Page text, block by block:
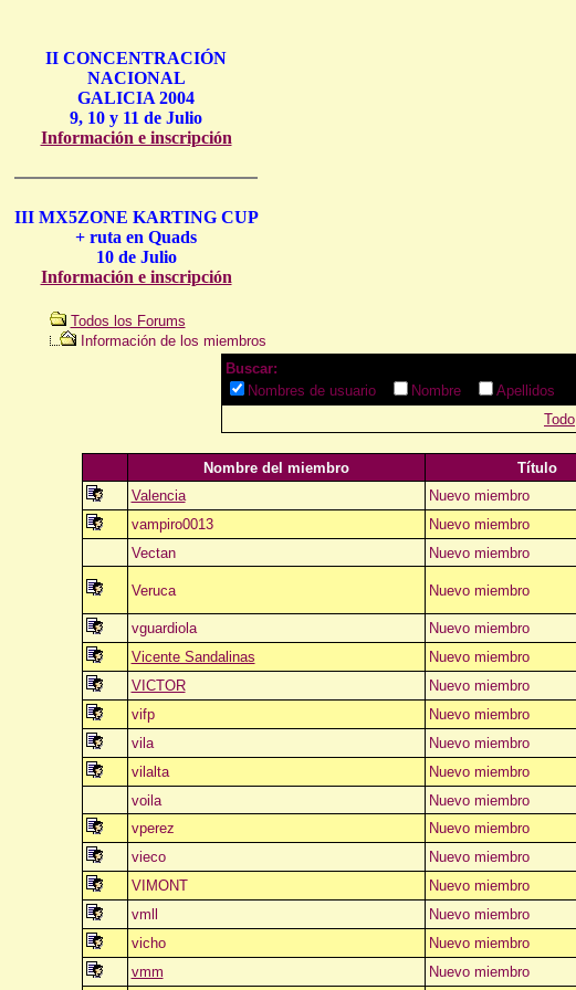
II CONCENTRACIÓN
NACIONAL
GALICIA 2004
9, 10 y 11 de Julio
Información e inscripción
III MX5ZONE KARTING CUP
+ ruta en Quads
10 de Julio
Información e inscripción
Todos los Forums
Información de los miembros
Buscar:
Nombres de usuario
Nombre Apellidos
Todo
Nombre del miembro Título
Valencia
Nuevo miembro
vampiro0013
Nuevo miembro
Vectan
Nuevo miembro
Veruca Nuevo miembro
vguardiola Nuevo miembro
Vicente Sandalinas
Nuevo miembro
VICTOR
Nuevo miembro
vifp
Nuevo miembro
vila
Nuevo miembro
vilalta
Nuevo miembro
voila
Nuevo miembro
vperez
Nuevo miembro
vieco
Nuevo miembro
VIMONT
Nuevo miembro
vmll
Nuevo miembro
vicho
Nuevo miembro
vmm
Nuevo miembro